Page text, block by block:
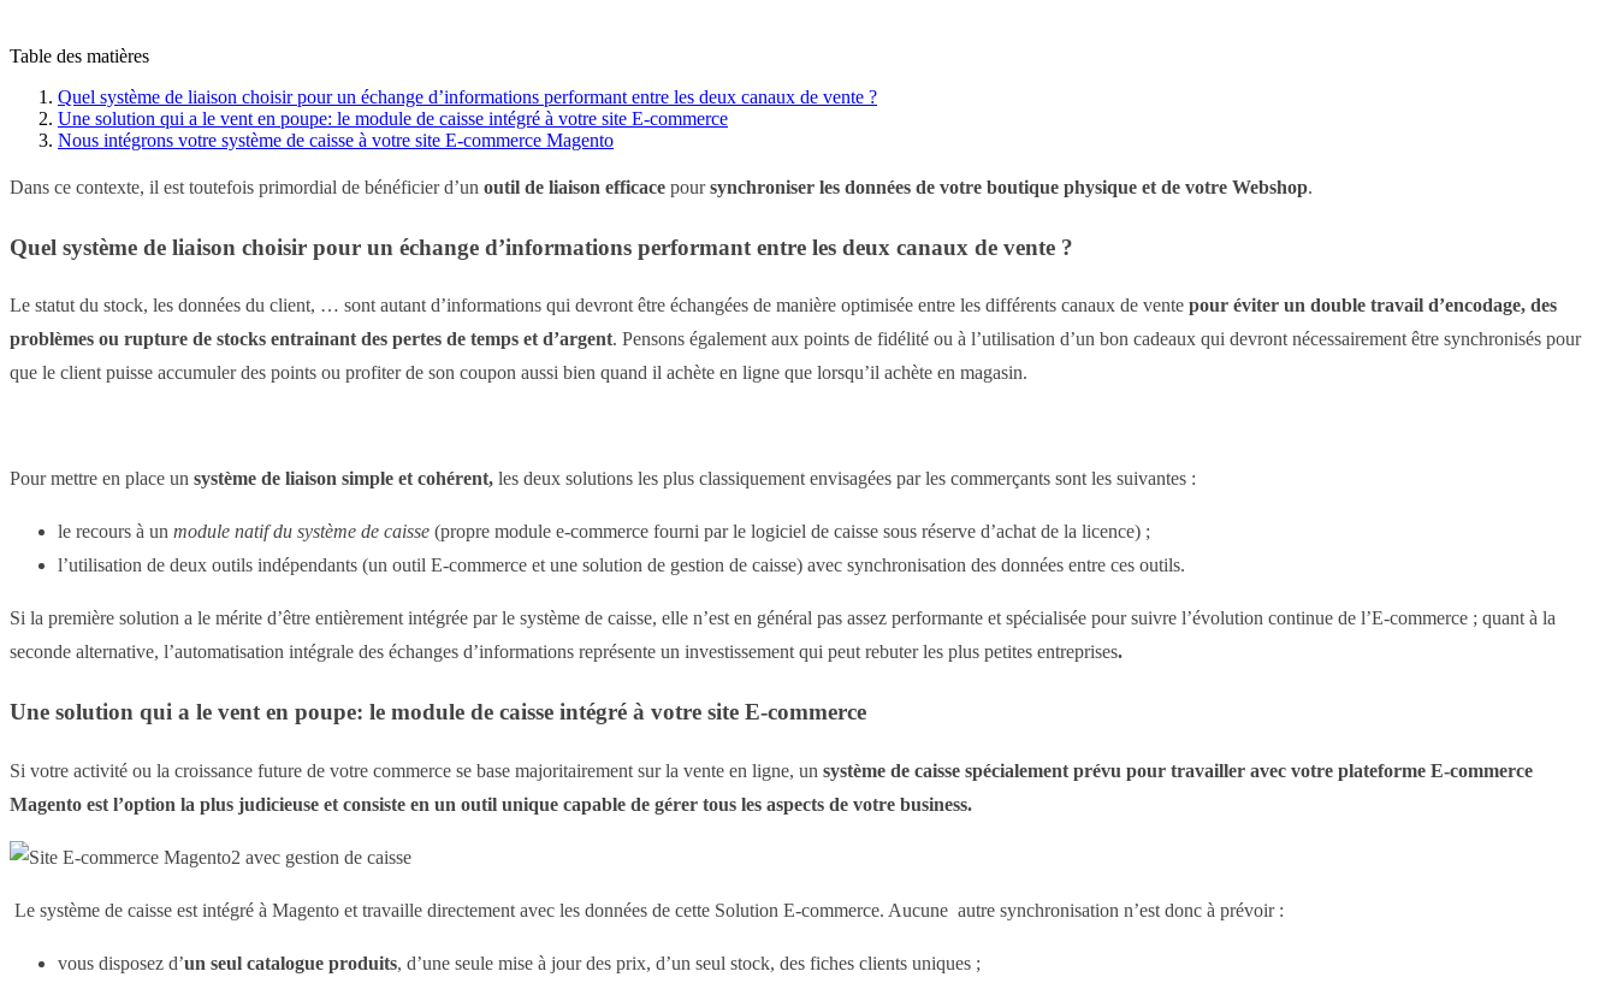
Table des matières
Quel système de liaison choisir pour un échange d’informations performant entre les deux canaux de vente ?
Une solution qui a le vent en poupe: le module de caisse intégré à votre site E-commerce
Nous intégrons votre système de caisse à votre site E-commerce Magento
Dans ce contexte, il est toutefois primordial de bénéficier d’un outil de liaison efficace poursynchroniser les données de votre boutique physique et de votre Webshop.
Quel système de liaison choisir pour un échange d’informations performant entre les deux canaux de vente ?
Le statut du stock, les données du client, … sont autant d’informations qui devront être échangées de manière optimisée entre les différents canaux de vente pour éviter un double travail d’encodage, des
problèmes ou rupture de stocks entrainant des pertes de temps et d’argent. Pensons également aux points de fidélité ou à l’utilisation d’un bon cadeaux qui devront nécessairement être synchronisés pour
que le client puisse accumuler des points ou profiter de son coupon aussi bien quand il achète en ligne que lorsqu’il achète en magasin.
Pour mettre en place un système de liaison simple et cohérent, les deux solutions les plus classiquement envisagées par les commerçants sont les suivantes :
le recours à un module natif du système de caisse (propre module e-commerce fourni par le logiciel de caisse sous réserve d’achat de la licence) ;
l’utilisation de deux outils indépendants (un outil E-commerce et une solution de gestion de caisse) avec synchronisation des données entre ces outils.
Si la première solution a le mérite d’être entièrement intégrée par le système de caisse, elle n’est en général pas assez performante et spécialisée pour suivre l’évolution continue de l’E-commerce ; quant à la
seconde alternative, l’automatisation intégrale des échanges d’informations représente un investissement qui peut rebuter les plus petites entreprises.
Une solution qui a le vent en poupe: le module de caisse intégré à votre site E-commerce
Si votre activité ou la croissance future de votre commerce se base majoritairement sur la vente en ligne, un système de caisse spécialement prévu pour travailler avec votre plateforme E-commerce
Magento est l’option la plus judicieuse et consiste en un outil unique capable de gérer tous les aspects de votre business.
Le système de caisse est intégré à Magento et travaille directement avec les données de cette Solution E-commerce. Aucune autre synchronisation n’est donc à prévoir :
vous disposez d’un seul catalogue produits, d’une seule mise à jour des prix, d’un seul stock, des fiches clients uniques ;